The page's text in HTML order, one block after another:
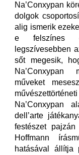
Na’Conxypan
dolgok
alig ismerik
e felszínes
legszívesebben
sőt megesik,
Na’Conxypan
műveket
Na’Conxypan
dell’arte
festészet
Hoffmann
hatásával állítja